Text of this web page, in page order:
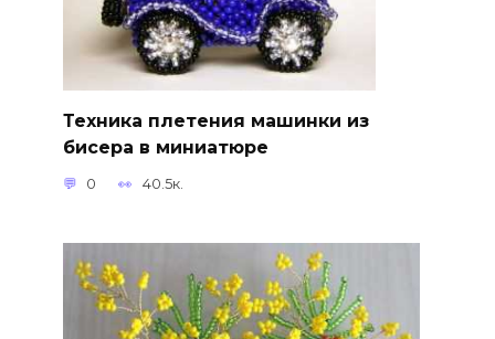
Техника плетения машинки из
бисера в миниатюре
0 40.5к.